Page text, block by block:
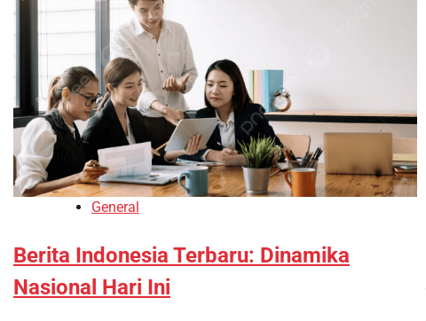
General
Berita Indonesia Terbaru: Dinamika
Nasional Hari Ini